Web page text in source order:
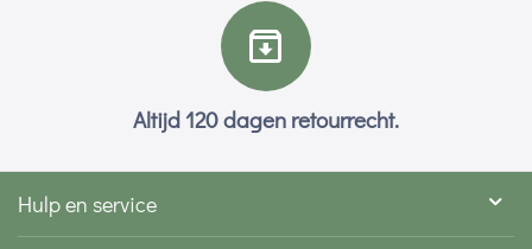
Altijd 120 dagen retourrecht.
Hulp en service